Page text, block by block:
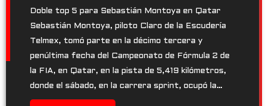
Doble top 5 para Sebastián Montoya en Qatar
Sebastián Montoya, piloto Claro de la Escudería
Telmex, tomó parte en la décimo tercera y
penúltima fecha del Campeonato de Fórmula 2 de
la FIA, en Qatar, en la pista de 5,419 kilómetros,
donde el sábado, en la carrera sprint, ocupó la…